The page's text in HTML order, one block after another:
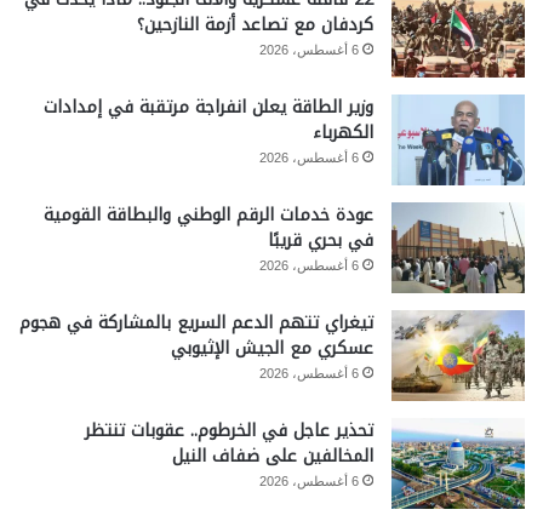
كردفان مع تصاعد أزمة النازحين؟
6 أغسطس، 2026
وزير الطاقة يعلن انفراجة مرتقبة في إمدادات
الكهرباء
6 أغسطس، 2026
عودة خدمات الرقم الوطني والبطاقة القومية
في بحري قريبًا
6 أغسطس، 2026
تيغراي تتهم الدعم السريع بالمشاركة في هجوم
عسكري مع الجيش الإثيوبي
6 أغسطس، 2026
تحذير عاجل في الخرطوم.. عقوبات تنتظر
المخالفين على ضفاف النيل
6 أغسطس، 2026